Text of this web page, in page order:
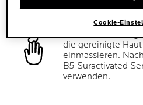
Sanft mit den
die gereinigte Haut
einmassieren.
B5 Suractivated
verwenden.
Cookie-